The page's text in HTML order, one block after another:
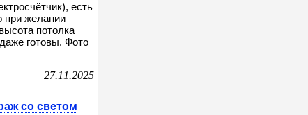
есть
при желании
потолка
готовы. Фото
27.11.2025
со светом